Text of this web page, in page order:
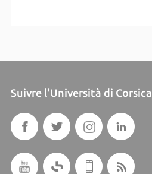
Suivre l'Università di Corsica